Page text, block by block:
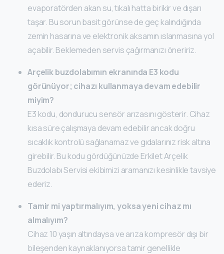
evaporatörden akan su, tıkalı hatta birikir ve dışarı
taşar. Bu sorun basit görünse de geç kalındığında
zemin hasarına ve elektronik aksamın ıslanmasına yol
açabilir. Beklemeden servis çağırmanızı öneririz.
Arçelik buzdolabımın ekranında E3 kodu
görünüyor; cihazı kullanmaya devam edebilir
miyim?
E3 kodu, dondurucu sensör arızasını gösterir. Cihaz
kısa süre çalışmaya devam edebilir ancak doğru
sıcaklık kontrolü sağlanamaz ve gıdalarınız risk altına
girebilir. Bu kodu gördüğünüzde Erkilet Arçelik
Buzdolabı Servisi ekibimizi aramanızı kesinlikle tavsiye
ederiz.
Tamir mi yaptırmalıyım, yoksa yeni cihaz mı
almalıyım?
Cihaz 10 yaşın altındaysa ve arıza kompresör dışı bir
bileşenden kaynaklanıyorsa tamir genellikle